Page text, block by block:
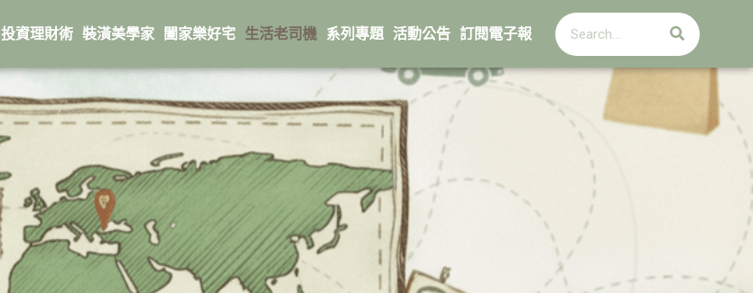
投資理財術 裝潢美學家 闔家樂好宅 生活老司機 系列專題 活動公告 訂閱電子報
搜
尋
搜